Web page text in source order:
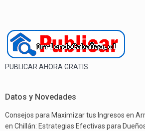
PUBLICAR AHORA GRATIS
Datos y Novedades
Consejos para Maximizar tus Ingresos en
en Chillán: Estrategias Efectivas para